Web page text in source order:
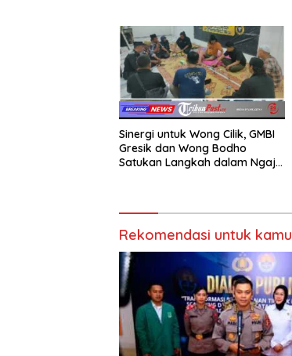
Sinergi untuk Wong Cilik, GMBI
Gresik dan Wong Bodho
Satukan Langkah dalam Ngaji
Rekomendasi untuk kamu